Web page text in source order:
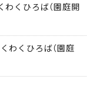
わくひろば（園庭開
わくひろば（園庭